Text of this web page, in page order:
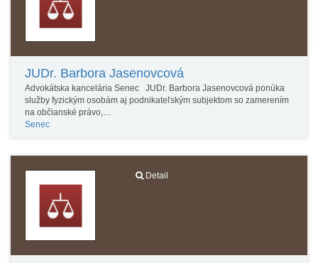
JUDr. Barbora Jasenovcová
Advokátska kancelária Senec JUDr. Barbora Jasenovcová ponúka
služby fyzickým osobám aj podnikateľským subjektom so zamerením
na občianské právo,…
Senec
Detail